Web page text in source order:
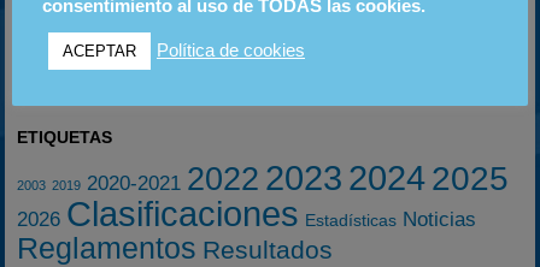
ETIQUETAS
2003 2019 2020-2021 2022 2023 20242025
2026 Clasificaciones Estadísticas Noticias
Reglamentos Resultados
consentimiento al uso de TODAS las cookies.
ACEPTAR Política de cookies